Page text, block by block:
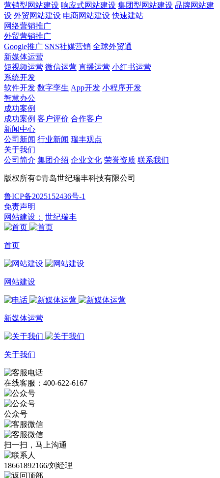
营销型网站建设 响应式网站建设 集团型网站建设 品牌网站建
设 外贸网站建设 电商网站建设 快速建站
网络营销推广
外贸营销推广
Google推广 SNS社媒营销 全球外贸通
新媒体运营
短视频运营 微信运营 直播运营 小红书运营
系统开发
软件开发 数字孪生 App开发 小程序开发
智慧办公
成功案例
成功案例 客户评价 合作客户
新闻中心
公司新闻 行业新闻 瑞丰观点
关于我们
公司简介 集团介绍 企业文化 荣誉资质 联系我们
版权所有©青岛世纪瑞丰科技有限公司
鲁ICP备2025152436号-1
免责声明
网站建设：
世纪瑞丰
首页
网站建设
新媒体运营
关于我们
在线客服：400-622-6167
公众号
扫一扫，马上沟通
18661892166/刘经理